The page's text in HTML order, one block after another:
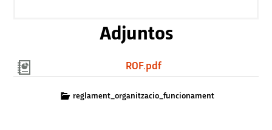
Adjuntos
ROF.pdf
reglament_organitzacio_funcionament